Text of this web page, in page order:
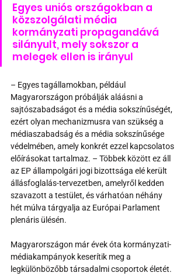
Egyes uniós országokban a
közszolgálati média
kormányzati propagandává
silányult, mely sokszor a
melegek ellen is irányul
– Egyes tagállamokban, például
Magyarországon próbálják aláásni a
sajtószabadságot és a média sokszínűségét,
ezért olyan mechanizmusra van szükség a
médiaszabadság és a média sokszínűsége
védelmében, amely konkrét ezzel kapcsolatos
előírásokat tartalmaz. – Többek között ez áll
az EP állampolgári jogi bizottsága elé került
állásfoglalás-tervezetben, amelyről kedden
szavazott a testület, és várhatóan néhány
hét múlva tárgyalja az Európai Parlament
plenáris ülésén.
Magyarországon már évek óta kormányzati-
médiakampányok keserítik meg a
legkülönbözőbb társadalmi csoportok életét.